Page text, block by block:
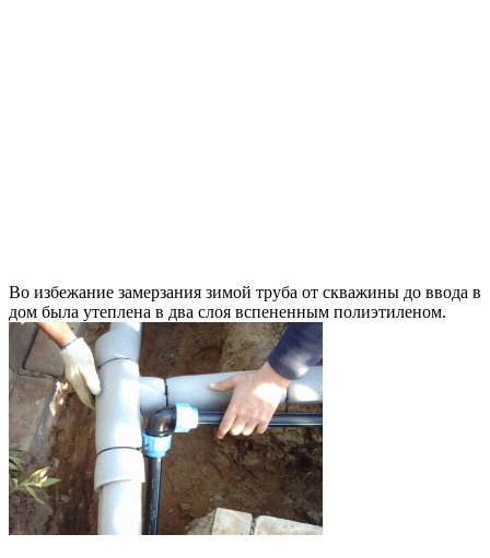
Во избежание замерзания зимой труба от скважины до ввода в
дом была утеплена в два слоя вспененным полиэтиленом.